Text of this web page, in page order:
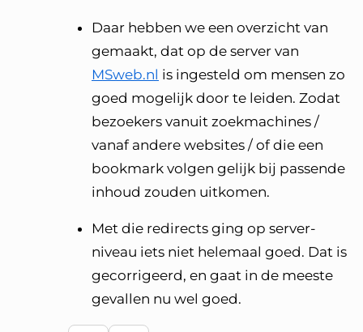
Daar hebben we een overzicht van
gemaakt, dat op de server van
MSweb.nl is ingesteld om mensen zo
goed mogelijk door te leiden. Zodat
bezoekers vanuit zoekmachines /
vanaf andere websites / of die een
bookmark volgen gelijk bij passende
inhoud zouden uitkomen.
Met die redirects ging op server-
niveau iets niet helemaal goed. Dat is
gecorrigeerd, en gaat in de meeste
gevallen nu wel goed.